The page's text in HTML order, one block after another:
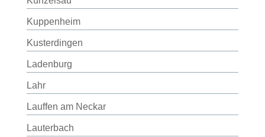
Kuppenheim
Kusterdingen
Ladenburg
Lahr
Lauffen am Neckar
Lauterbach